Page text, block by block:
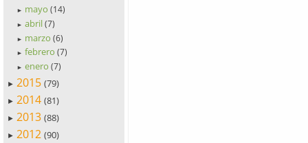
► mayo (14)
► abril (7)
► marzo (6)
► febrero (7)
► enero (7)
► 2015 (79)
► 2014 (81)
► 2013 (88)
► 2012 (90)